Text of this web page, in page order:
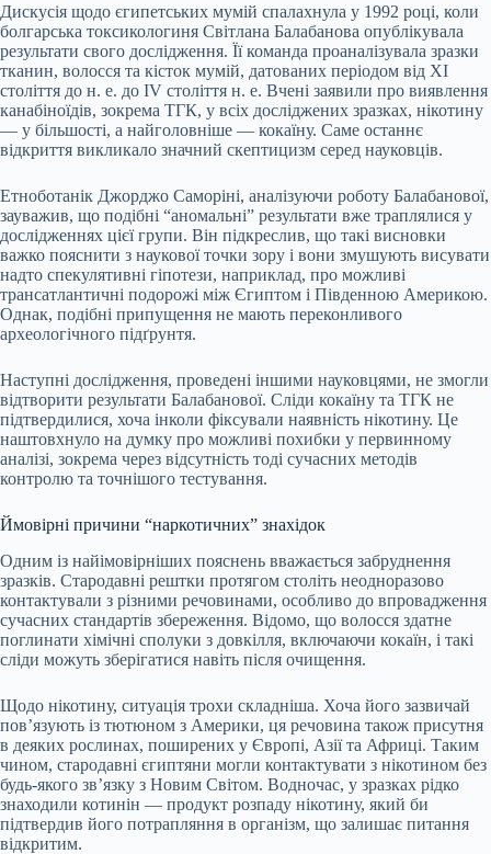
Дискусія щодо єгипетських мумій спалахнула у 1992 році, коли
болгарська токсикологиня Світлана Балабанова опублікувала
результати свого дослідження. Її команда проаналізувала зразки
тканин, волосся та кісток мумій, датованих періодом від XI
століття до н. е. до IV століття н. е. Вчені заявили про виявлення
канабіноїдів, зокрема ТГК, у всіх досліджених зразках, нікотину
— у більшості, а найголовніше — кокаїну. Саме останнє
відкриття викликало значний скептицизм серед науковців.
Етноботанік Джорджо Саморіні, аналізуючи роботу Балабанової,
зауважив, що подібні “аномальні” результати вже траплялися у
дослідженнях цієї групи. Він підкреслив, що такі висновки
важко пояснити з наукової точки зору і вони змушують висувати
надто спекулятивні гіпотези, наприклад, про можливі
трансатлантичні подорожі між Єгиптом і Південною Америкою.
Однак, подібні припущення не мають переконливого
археологічного підґрунтя.
Наступні дослідження, проведені іншими науковцями, не змогли
відтворити результати Балабанової. Сліди кокаїну та ТГК не
підтвердилися, хоча інколи фіксували наявність нікотину. Це
наштовхнуло на думку про можливі похибки у первинному
аналізі, зокрема через відсутність тоді сучасних методів
контролю та точнішого тестування.
Ймовірні причини “наркотичних” знахідок
Одним із найімовірніших пояснень вважається забруднення
зразків. Стародавні рештки протягом століть неодноразово
контактували з різними речовинами, особливо до впровадження
сучасних стандартів збереження. Відомо, що волосся здатне
поглинати хімічні сполуки з довкілля, включаючи кокаїн, і такі
сліди можуть зберігатися навіть після очищення.
Щодо нікотину, ситуація трохи складніша. Хоча його зазвичай
пов’язують із тютюном з Америки, ця речовина також присутня
в деяких рослинах, поширених у Європі, Азії та Африці. Таким
чином, стародавні єгиптяни могли контактувати з нікотином без
будь-якого зв’язку з Новим Світом. Водночас, у зразках рідко
знаходили котинін — продукт розпаду нікотину, який би
підтвердив його потрапляння в організм, що залишає питання
відкритим.